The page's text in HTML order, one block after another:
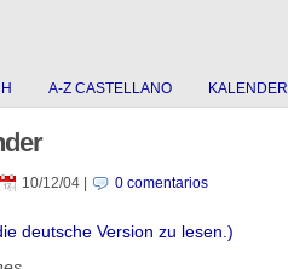
A-Z CASTELLANO KALENDER
10/12/04| 0 comentarios
deutsche Version zu lesen.)